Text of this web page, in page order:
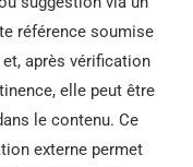
référence soumise
après vérification
elle peut être
le contenu. Ce
externe permet